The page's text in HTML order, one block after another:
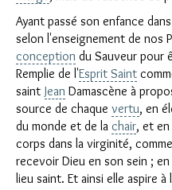
Ayant passé son enfance
selon l'enseignement de nos
conception du Sauveur pour
Remplie de l'Esprit Saint
saint Jean Damascène à
source de chaque vertu, en
du monde et de la chair, et
corps dans la virginité,
recevoir Dieu en son sein ;
lieu saint. Et ainsi elle aspire